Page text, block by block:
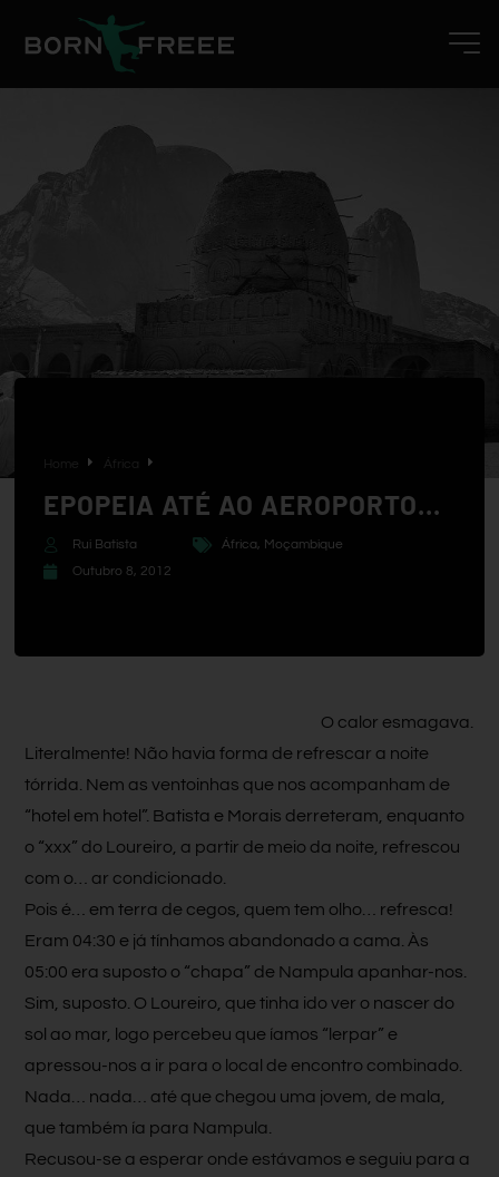
EPOPEIA ATÉ AO AEROPORTO…
Rui Batista África, Moçambique
Outubro 8, 2012
O calor esmagava.
Literalmente! Não havia forma de refrescar a noite
tórrida. Nem as ventoinhas que nos acompanham de
“hotel em hotel”. Batista e Morais derreteram, enquanto
o “xxx” do Loureiro, a partir de meio da noite, refrescou
com o… ar condicionado.
Pois é… em terra de cegos, quem tem olho… refresca!
Eram 04:30 e já tínhamos abandonado a cama. Às
05:00 era suposto o “chapa” de Nampula apanhar-nos.
Sim, suposto. O Loureiro, que tinha ido ver o nascer do
sol ao mar, logo percebeu que íamos “lerpar” e
apressou-nos a ir para o local de encontro combinado.
Nada… nada… até que chegou uma jovem, de mala,
que também ía para Nampula.
Recusou-se a esperar onde estávamos e seguiu para a